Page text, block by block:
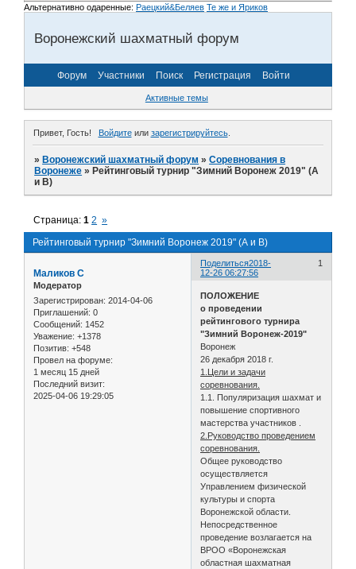
Альтернативно одаренные: Раецкий&Беляев Те же и Яриков
Воронежский шахматный форум
Форум Участники Поиск Регистрация Войти
Активные темы
Привет, Гость! Войдитеили зарегистрируйтесь.
»Воронежский шахматный форум »Соревнования в
Воронеже »Рейтинговый турнир "Зимний Воронеж 2019" (А
и В)
Рейтинговый турнир "Зимний Воронеж 2019" (А и В)
Страница:1 2 »
Поделиться 1
2018-
12-26 06:27:56
Маликов С
Модератор
Зарегистрирован: 2014-04-06
Приглашений: 0
Сообщений: 1452
Уважение: +1378
Позитив: +548
Провел на форуме:
1 месяц 15 дней
Последний визит:
2025-04-06 19:29:05
ПОЛОЖЕНИЕ
о проведении
рейтингового турнира
"Зимний Воронеж-2019"
Воронеж
26 декабря 2018 г.
1.Цели и задачи
соревнования.
1.1. Популяризация шахмат и
повышение спортивного
мастерства участников .
2.Руководство проведением
соревнования.
Общее руководство
осуществляется
Управлением физической
культуры и спорта
Воронежской области.
Непосредственное
проведение возлагается на
ВРОО «Воронежская
областная шахматная